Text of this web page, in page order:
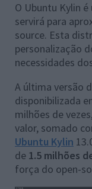
O Ubuntu Kylin
servirá para
source. Esta
personalização
necessidades
A última versão
disponibilizada
milhões de
valor, somado
Ubuntu Kylin
de 1.5 milhões
força do open-